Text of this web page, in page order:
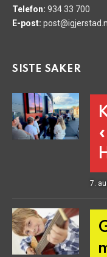
Telefon: 934 33 700
E-post:
SISTE SAKER
7.